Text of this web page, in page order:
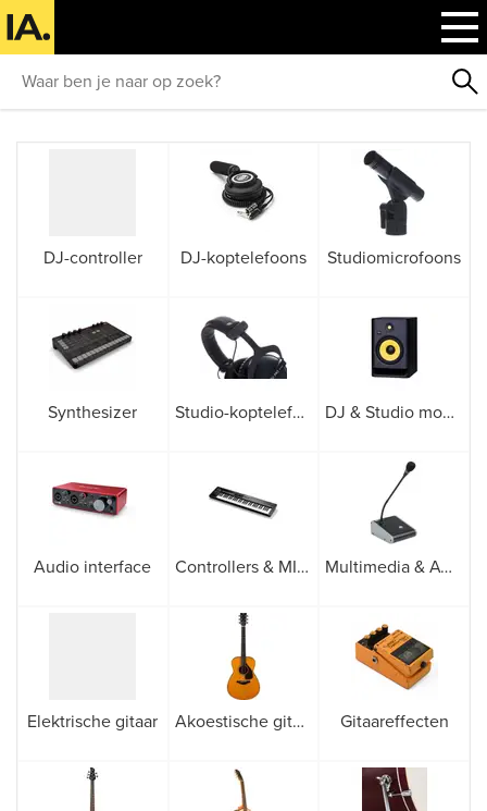
DJ-controller DJ-koptelefoons Studiomicrofoons
Synthesizer Studio-koptelefoons DJ & Studio monitor
Audio interface Controllers & MIDI apparatuur Multimedia & AV-microfoons
Elektrische gitaar Akoestische gitaar Gitaareffecten